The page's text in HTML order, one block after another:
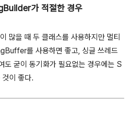
가 적절한 경우
많을 때 두 클래스를 사용하지만 멀티
를 사용하면 좋고, 싱글 쓰레드
도 굳이 동기화가 필요없는 경우에는 S
이 좋다.